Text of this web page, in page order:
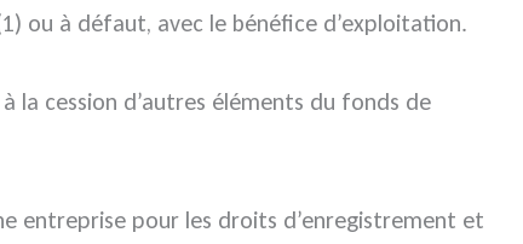
ou à défaut, avec le bénéfice d’exploitation.
la cession d’autres éléments du fonds de
entreprise pour les droits d’enregistrement et